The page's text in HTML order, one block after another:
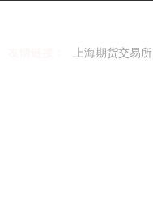
上海期货交易所